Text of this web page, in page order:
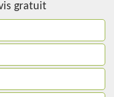
gratuit